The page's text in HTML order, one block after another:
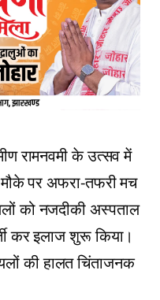
रामनवमी के उत्सव में
पर अफरा-तफरी मच
को नजदीकी अस्पताल
कर इलाज शुरू किया।
की हालत चिंताजनक